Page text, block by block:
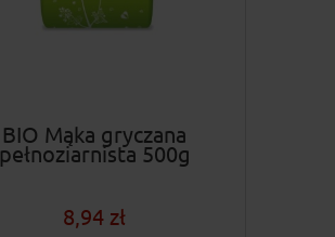
BIO Mąka gryczana
pełnoziarnista 500g
8,94 zł